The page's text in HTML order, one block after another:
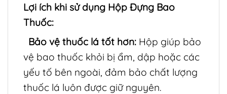
Lợi ích khi sử dụng Hộp Đựng Bao
Thuốc:
Bảo vệ thuốc lá tốt hơn: Hộp giúp bảo
vệ bao thuốc khỏi bị ẩm, dập hoặc các
yếu tố bên ngoài, đảm bảo chất lượng
thuốc lá luôn được giữ nguyên.